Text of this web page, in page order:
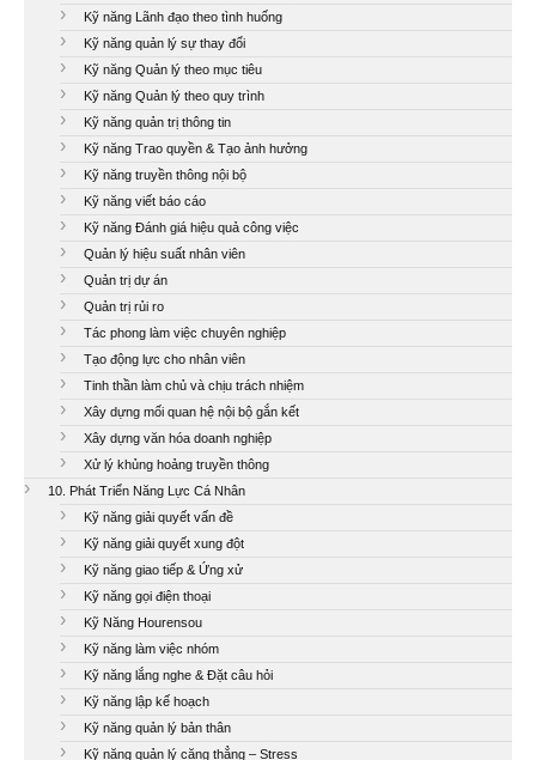
Kỹ năng Lãnh đạo theo tình huống
Kỹ năng quản lý sự thay đổi
Kỹ năng Quản lý theo mục tiêu
Kỹ năng Quản lý theo quy trình
Kỹ năng quản trị thông tin
Kỹ năng Trao quyền & Tạo ảnh hưởng
Kỹ năng truyền thông nội bộ
Kỹ năng viết báo cáo
Kỹ năng Đánh giá hiệu quả công việc
Quản lý hiệu suất nhân viên
Quản trị dự án
Quản trị rủi ro
Tác phong làm việc chuyên nghiệp
Tạo động lực cho nhân viên
Tinh thần làm chủ và chịu trách nhiệm
Xây dựng mối quan hệ nội bộ gắn kết
Xây dựng văn hóa doanh nghiệp
Xử lý khủng hoảng truyền thông
10. Phát Triển Năng Lực Cá Nhân
Kỹ năng giải quyết vấn đề
Kỹ năng giải quyết xung đột
Kỹ năng giao tiếp & Ứng xử
Kỹ năng gọi điện thoại
Kỹ Năng Hourensou
Kỹ năng làm việc nhóm
Kỹ năng lắng nghe & Đặt câu hỏi
Kỹ năng lập kế hoạch
Kỹ năng quản lý bản thân
Kỹ năng quản lý căng thẳng – Stress